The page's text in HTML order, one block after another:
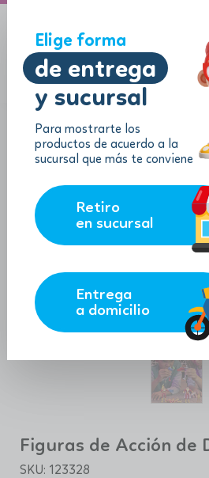
Elige forma
de entrega
y sucursal
Para mostrarte los
productos de acuerdo a la
sucursal que más te conviene
Retiro
en sucursal
Entrega
a domicilio
Figuras de Acción de
SKU: 123328